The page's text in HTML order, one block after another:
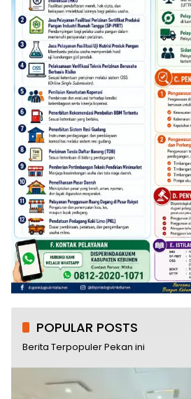
POPULAR POSTS
Berita Terpopuler Pekan ini